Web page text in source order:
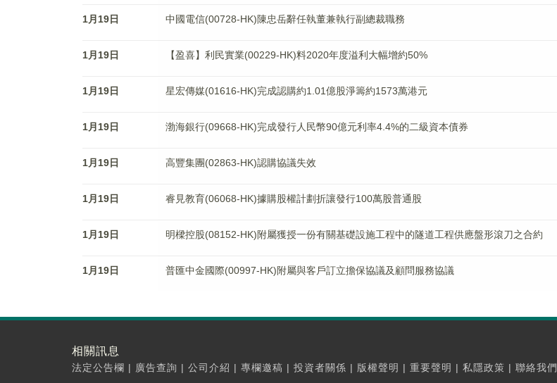
1月19日 中國電信(00728-HK)陳忠岳辭任執董兼執行副總裁職務
1月19日 【盈喜】利民實業(00229-HK)料2020年度溢利大幅增約50%
1月19日 星宏傳媒(01616-HK)完成認購約1.01億股淨籌約1573萬港元
1月19日 渤海銀行(09668-HK)完成發行人民幣90億元利率4.4%的二級資本債券
1月19日 高豐集團(02863-HK)認購協議失效
1月19日 睿見教育(06068-HK)據購股權計劃折讓發行100萬股普通股
1月19日 明樑控股(08152-HK)附屬獲授一份有關基礎設施工程中的隧道工程供應盤形滾刀之合約
1月19日 普匯中金國際(00997-HK)附屬與客戶訂立擔保協議及顧問服務協議
相關訊息
法定公告欄 | 廣告查詢 | 公司介紹 | 專欄邀稿 | 投資者關係 | 版權聲明 | 重要聲明 | 私隱政策 | 聯絡我們